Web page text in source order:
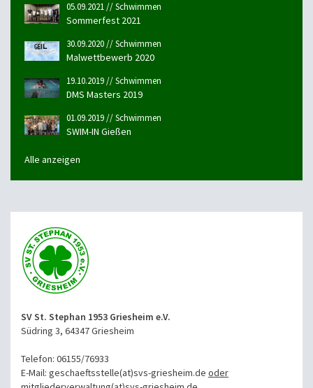
05.09.2021 // Schwimmen
Sommerfest 2021
30.09.2020 // Schwimmen
Malwettbewerb 2020
19.10.2019 // Schwimmen
DMS Masters 2019
01.09.2019 // Schwimmen
SWIM-IN Gießen
Alle anzeigen
SV St. Stephan 1953 Griesheim e.V.
Südring 3, 64347 Griesheim
Telefon: 06155/76933
E-Mail: geschaeftsstelle(at)svs-griesheim.de oder